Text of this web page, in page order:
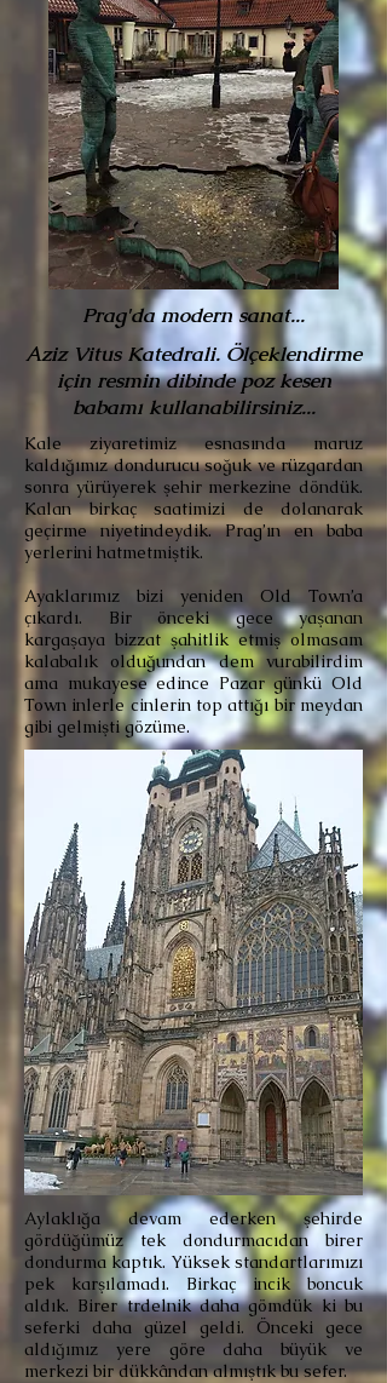
Prag'da modern sanat...
Aziz Vitus Katedrali. Ölçeklendirme
için resmin dibinde poz kesen
babamı kullanabilirsiniz...
Kale ziyaretimiz esnasında maruz
kaldığımız dondurucu soğuk ve rüzgardan
sonra yürüyerek şehir merkezine döndük.
Kalan birkaç saatimizi de dolanarak
geçirme niyetindeydik. Prag’ın en baba
yerlerini hatmetmiştik.
Ayaklarımız bizi yeniden Old Town’a
çıkardı. Bir önceki gece yaşanan
kargaşaya bizzat şahitlik etmiş olmasam
kalabalık olduğundan dem vurabilirdim
ama mukayese edince Pazar günkü Old
Town inlerle cinlerin top attığı bir meydan
gibi gelmişti gözüme.
Aylaklığa devam ederken şehirde
gördüğümüz tek dondurmacıdan birer
dondurma kaptık. Yüksek standartlarımızı
pek karşılamadı. Birkaç incik boncuk
aldık. Birer trdelnik daha gömdük ki bu
seferki daha güzel geldi. Önceki gece
aldığımız yere göre daha büyük ve
merkezi bir dükkândan almıştık bu sefer.